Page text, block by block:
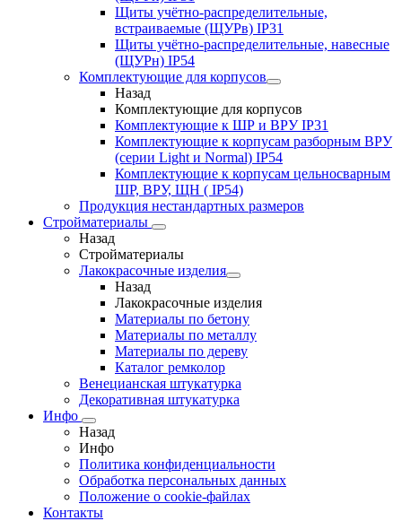
Щиты учётно-распределительные,
встраиваемые (ЩУРв) IP31
Щиты учётно-распределительные, навесные
(ЩУРн) IP54
Комплектующие для корпусов
Назад
Комплектующие для корпусов
Комплектующие к ШР и ВРУ IP31
Комплектующие к корпусам разборным ВРУ
(серии Light и Normal) IP54
Комплектующие к корпусам цельносварным
ШР, ВРУ, ЩН ( IP54)
Продукция нестандартных размеров
Стройматериалы
Назад
Стройматериалы
Лакокрасочные изделия
Назад
Лакокрасочные изделия
Материалы по бетону
Материалы по металлу
Материалы по дереву
Каталог ремколор
Венецианская штукатурка
Декоративная штукатурка
Инфо
Назад
Инфо
Политика конфиденциальности
Обработка персональных данных
Положение о cookie-файлах
Контакты